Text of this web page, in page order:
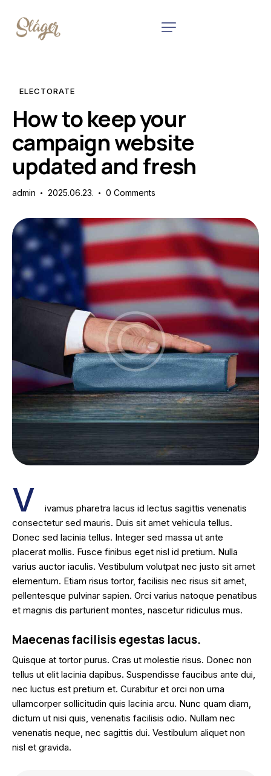
ELECTORATE
How to keep your
campaign website
updated and fresh
admin 2025.06.23. 0 Comments
V
ivamus pharetra lacus id lectus sagittis venenatis
consectetur sed mauris. Duis sit amet vehicula tellus.
Donec sed lacinia tellus. Integer sed massa ut ante
placerat mollis. Fusce finibus eget nisl id pretium. Nulla
varius auctor iaculis. Vestibulum volutpat nec justo sit amet
elementum. Etiam risus tortor, facilisis nec risus sit amet,
pellentesque pulvinar sapien. Orci varius natoque penatibus
et magnis dis parturient montes, nascetur ridiculus mus.
Maecenas facilisis egestas lacus.
Quisque at tortor purus. Cras ut molestie risus. Donec non
tellus ut elit lacinia dapibus. Suspendisse faucibus ante dui,
nec luctus est pretium et. Curabitur et orci non urna
ullamcorper sollicitudin quis lacinia arcu. Nunc quam diam,
dictum ut nisi quis, venenatis facilisis odio. Nullam nec
venenatis neque, nec sagittis dui. Vestibulum aliquet non
nisl et gravida.